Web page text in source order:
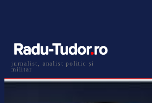
jurnalist, analist politic și
militar